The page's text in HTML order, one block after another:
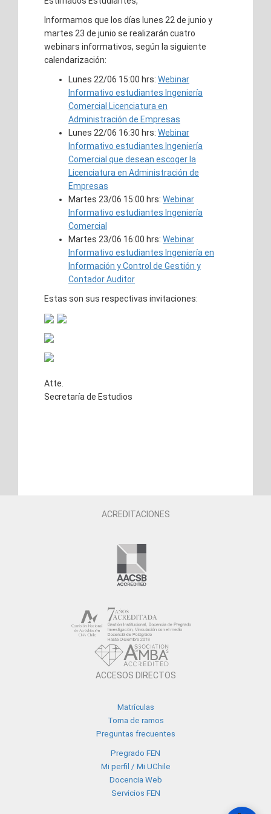
Informamos que los días lunes 22 de junio y
martes 23 de junio se realizarán cuatro
webinars informativos, según la siguiente
calendarización:
Lunes 22/06 15:00 hrs: Webinar
Informativo estudiantes Ingeniería
Comercial Licenciatura en
Administración de Empresas
Lunes 22/06 16:30 hrs: Webinar
Informativo estudiantes Ingeniería
Comercial que desean escoger la
Licenciatura en Administración de
Empresas
Martes 23/06 15:00 hrs: Webinar
Informativo estudiantes Ingeniería
Comercial
Martes 23/06 16:00 hrs: Webinar
Informativo estudiantes Ingeniería en
Información y Control de Gestión y
Contador Auditor
Estas son sus respectivas invitaciones:
Atte.
Secretaría de Estudios
ACREDITACIONES
ACCESOS DIRECTOS
Matrículas
Toma de ramos
Preguntas frecuentes
Pregrado FEN
Mi perfil / Mi UChile
Docencia Web
Servicios FEN